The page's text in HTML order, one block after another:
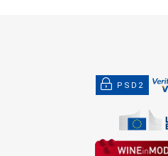
PSD2